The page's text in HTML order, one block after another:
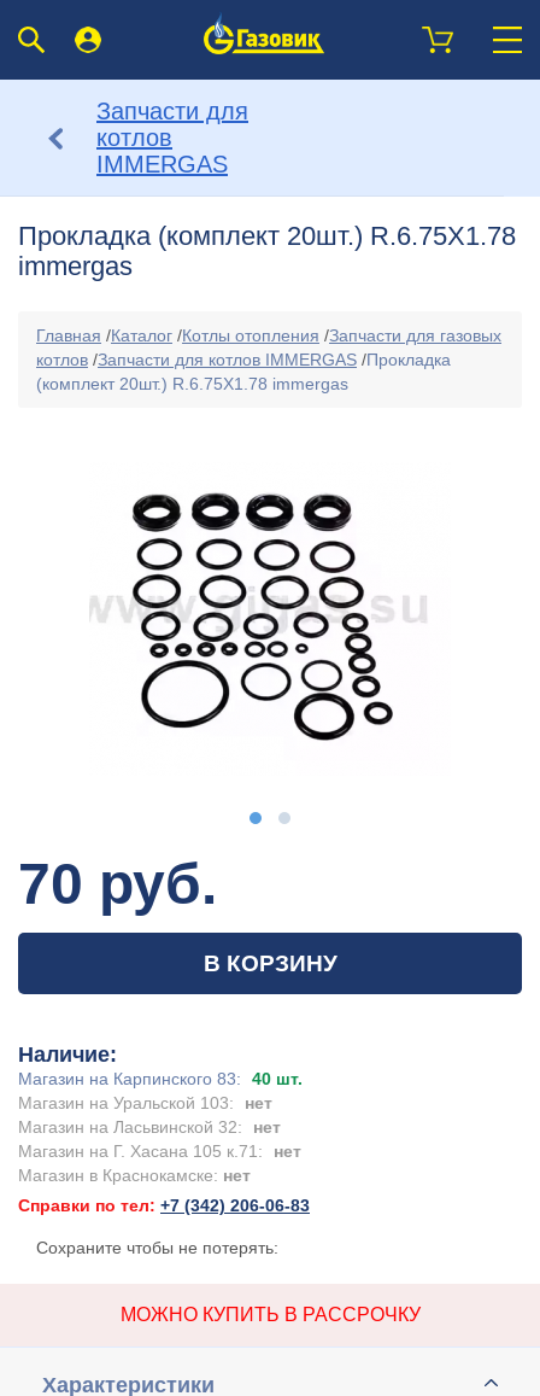
Запчасти для
котлов
IMMERGAS
Прокладка (комплект 20шт.) R.6.75Х1.78
immergas
Главная /Каталог /Котлы отопления /Запчасти для газовых
котлов /Запчасти для котлов IMMERGAS /Прокладка
(комплект 20шт.) R.6.75Х1.78 immergas
70 руб.
В КОРЗИНУ
Наличие:
Магазин на Карпинского 83:
40 шт.
Магазин на Уральской 103:
нет
Магазин на Ласьвинской 32:
нет
Магазин на Г. Хасана 105 к.71:
нет
Магазин в Краснокамске: нет
Справки по тел: +7 (342) 206-06-83
Сохраните чтобы не потерять:
МОЖНО КУПИТЬ В РАССРОЧКУ
Характеристики